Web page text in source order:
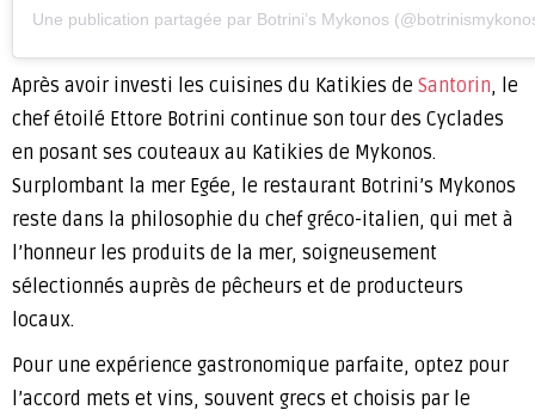
Une publication partagée par Botrini’s Mykonos
Après avoir investi les cuisines du Katikies de Santorin, le
chef étoilé Ettore Botrini continue son tour des Cyclades
en posant ses couteaux au Katikies de Mykonos.
Surplombant la mer Egée, le restaurant Botrini’s Mykonos
reste dans la philosophie du chef gréco-italien, qui met à
l’honneur les produits de la mer, soigneusement
sélectionnés auprès de pêcheurs et de producteurs
locaux.
Pour une expérience gastronomique parfaite, optez pour
l’accord mets et vins, souvent grecs et choisis par le